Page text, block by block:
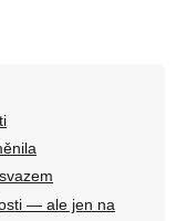
— ale jen na